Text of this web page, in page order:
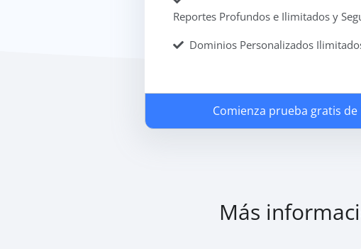
Reportes Profundos e Ilimitados y
Dominios Personalizados
Comienza prueba gratis de
Más